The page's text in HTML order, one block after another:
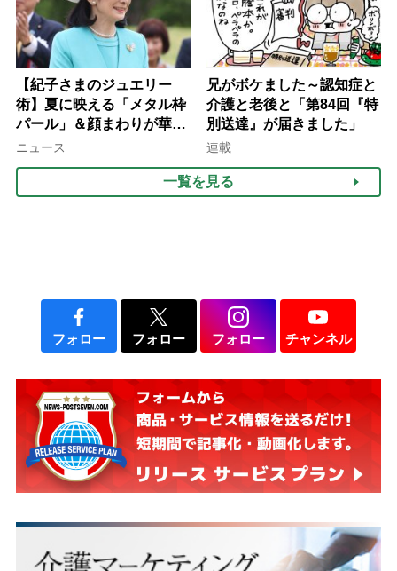
【紀子さまのジュエリー
術】夏に映える「メタル枠
パール」＆顔まわりが華や
ぐ「揺れる一粒」の使い分
ニュース
兄がボケました～認知症と
介護と老後と「第84回『特
別送達』が届きました」
連載
一覧を見る
フォロー フォロー フォロー チャンネル